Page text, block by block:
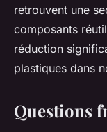
retrouvent une
composants
réduction
plastiques dans
Questions